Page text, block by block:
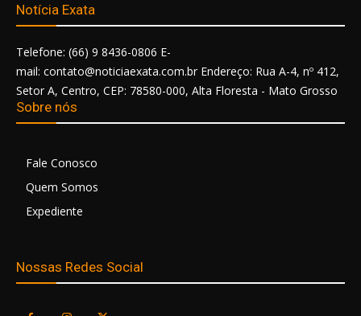
Notícia Exata
Telefone: (66) 9 8436-0806 E-
mail: contato@noticiaexata.com.br Endereço: Rua A-4, nº 412,
Setor A, Centro, CEP: 78580-000, Alta Floresta - Mato Grosso
Sobre nós
Fale Conosco
Quem Somos
Expediente
Nossas Redes Social